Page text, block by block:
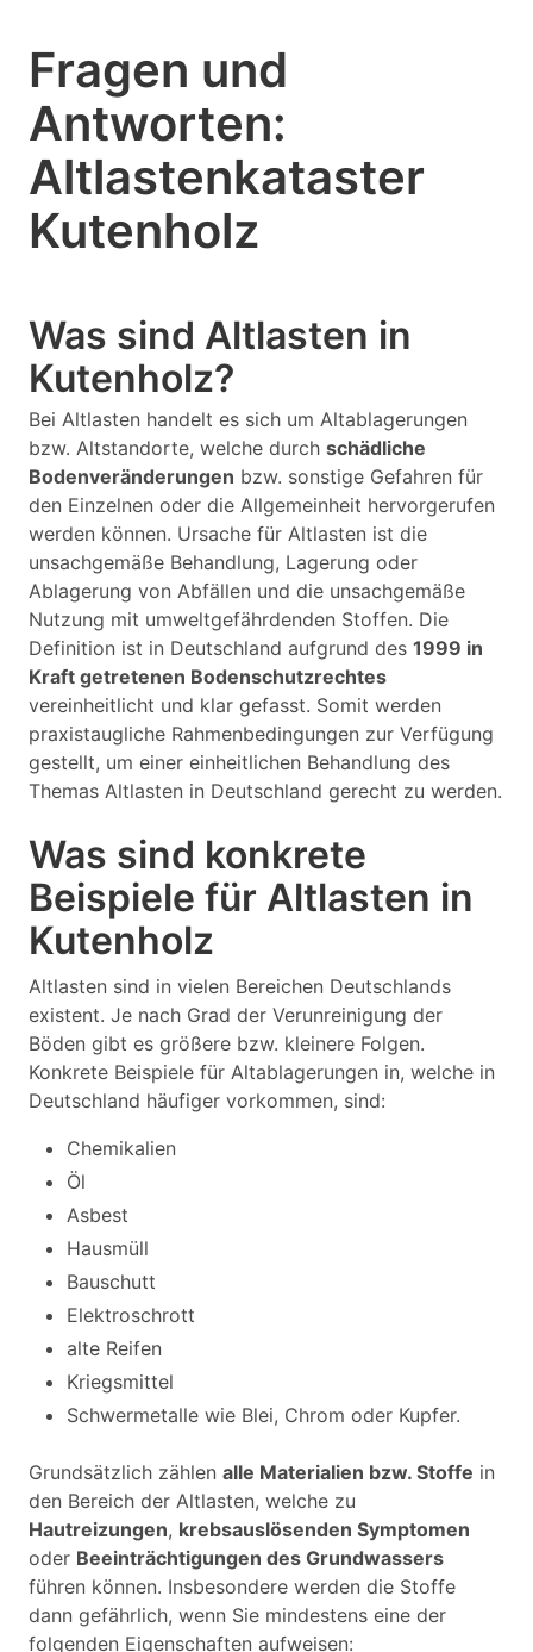
Fragen und
Antworten:
Altlastenkataster
Kutenholz
Was sind Altlasten in
Kutenholz?
Bei Altlasten handelt es sich um Altablagerungen
bzw. Altstandorte, welche durch schädliche
Bodenveränderungen bzw. sonstige Gefahren für
den Einzelnen oder die Allgemeinheit hervorgerufen
werden können. Ursache für Altlasten ist die
unsachgemäße Behandlung, Lagerung oder
Ablagerung von Abfällen und die unsachgemäße
Nutzung mit umweltgefährdenden Stoffen. Die
Definition ist in Deutschland aufgrund des 1999 in
Kraft getretenen Bodenschutzrechtes
vereinheitlicht und klar gefasst. Somit werden
praxistaugliche Rahmenbedingungen zur Verfügung
gestellt, um einer einheitlichen Behandlung des
Themas Altlasten in Deutschland gerecht zu werden.
Was sind konkrete
Beispiele für Altlasten in
Kutenholz
Altlasten sind in vielen Bereichen Deutschlands
existent. Je nach Grad der Verunreinigung der
Böden gibt es größere bzw. kleinere Folgen.
Konkrete Beispiele für Altablagerungen in, welche in
Deutschland häufiger vorkommen, sind:
Chemikalien
Öl
Asbest
Hausmüll
Bauschutt
Elektroschrott
alte Reifen
Kriegsmittel
Schwermetalle wie Blei, Chrom oder Kupfer.
Grundsätzlich zählen alle Materialien bzw. Stoffe in
den Bereich der Altlasten, welche zu
Hautreizungen, krebsauslösenden Symptomen
oder Beeinträchtigungen des Grundwassers
führen können. Insbesondere werden die Stoffe
dann gefährlich, wenn Sie mindestens eine der
folgenden Eigenschaften aufweisen: